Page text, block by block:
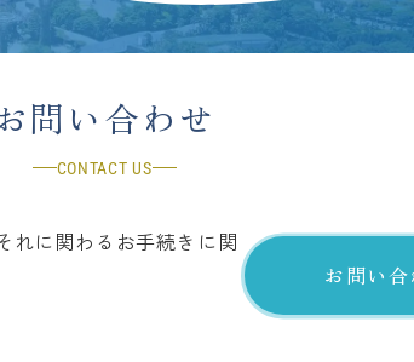
問い合わせ
CONTACT US
れに関わるお手続きに関
お問い